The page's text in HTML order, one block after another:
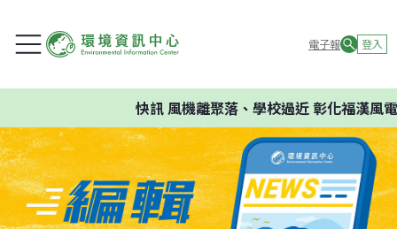
電子報 登入
快訊風機離聚落、學校過近 彰化福漢風電